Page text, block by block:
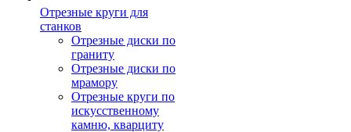
Отрезные круги для
станков
Отрезные диски по
граниту
Отрезные диски по
мрамору
Отрезные круги по
искусственному
камню, кварциту